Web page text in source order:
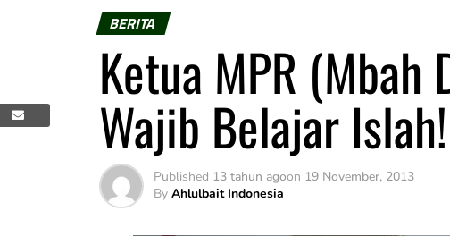
BERITA
Ketua MPR
Wajib Belajar Islah!
Published 13 tahun agoon 19 November, 2013
By Ahlulbait Indonesia